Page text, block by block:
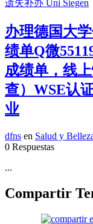
办理德国大
绩单Q微
成绩单，线
查）WSE认
业
dfns en Salud y
0 Respuestas
...
Compartir